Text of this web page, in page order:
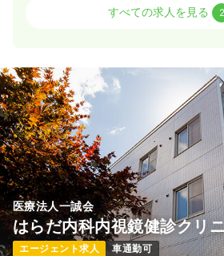
保健師
給与 24.1 万円 /月 賞与4.5ヶ月
※一例
時間 8:30～17:00
日曜休み
年間休日122日
4週8休以
月給26万円以上可
気になる
日勤のみ（パート）
すべての求人を見る 2
医療法人一誠会
はらだ内科内視鏡健診クリ
エージェント求人 車通勤可